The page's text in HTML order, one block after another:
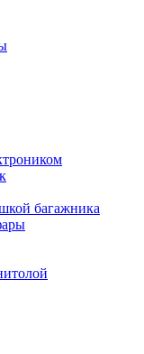
багажника